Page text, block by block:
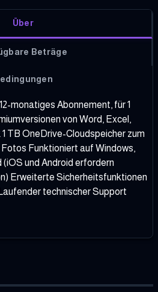
Über
Beträge
monatiges Abonnement, für 1
von Word, Excel,
TB OneDrive-Cloudspeicher zum
Funktioniert auf Windows,
und Android erfordern
Erweiterte Sicherheitsfunktionen
technischer Support